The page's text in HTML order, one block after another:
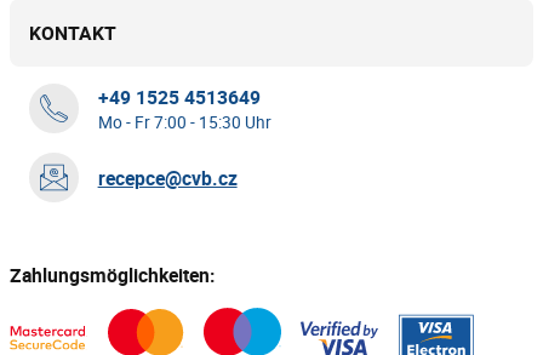
KONTAKT
+49 1525 4513649
Mo - Fr 7:00 - 15:30 Uhr
recepce@cvb.cz
Zahlungsmöglichkeiten: